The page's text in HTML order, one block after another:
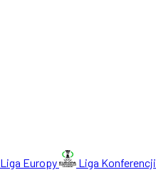
Liga Europy Liga Konferencji